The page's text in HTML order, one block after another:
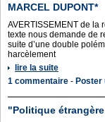
MARCEL DUPONT*
AVERTISSEMENT de la
texte nous demande de
suite d’une double
harcèlement
lire la suite
1 commentaire - Poster
"Politique